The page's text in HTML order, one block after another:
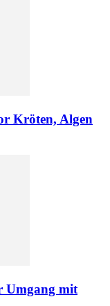
Kröten, Algen
Umgang mit